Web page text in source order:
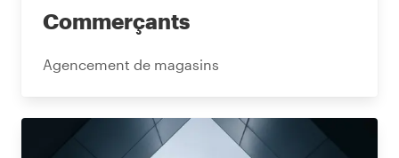
Commerçants
Agencement de magasins